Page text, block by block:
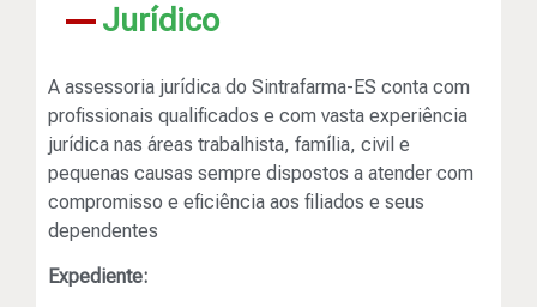
Jurídico
A assessoria jurídica do Sintrafarma-ES conta com
profissionais qualificados e com vasta experiência
jurídica nas áreas trabalhista, família, civil e
pequenas causas sempre dispostos a atender com
compromisso e eficiência aos filiados e seus
dependentes
Expediente: